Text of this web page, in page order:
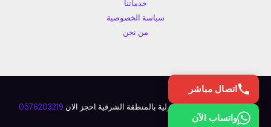
خدماتنا
سياسة الخصوصية
من نحن
اتصال مباشر
واتساب الآن
الحوت كلين للخدمات المنزلية بالمنطقة الشرقية احجز الان 0576203219